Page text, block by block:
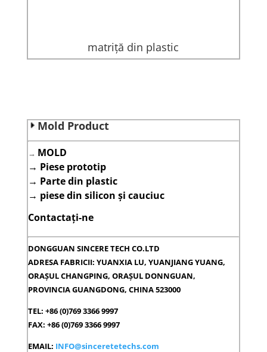
matriță din plastic
Mold Product
→ MOLD
→ Piese prototip
→ Parte din plastic
→ piese din silicon și cauciuc
Contactați-ne
DONGGUAN SINCERE TECH CO.LTD
ADRESA FABRICII: YUANXIA LU, YUANJIANG YUANG,
ORAȘUL CHANGPING, ORAȘUL DONNGUAN,
PROVINCIA GUANGDONG, CHINA 523000
TEL: +86 (0)769 3366 9997
FAX: +86 (0)769 3366 9997
EMAIL: INFO@sinceretetechs.com